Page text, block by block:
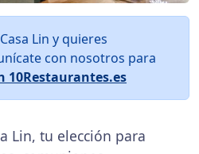
Lin y quieres
con nosotros para
10Restaurantes.es
Lin, tu elección para